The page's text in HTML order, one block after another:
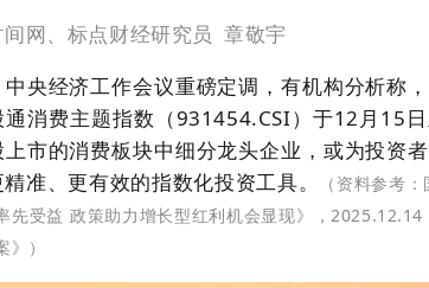
网、标点财经研究员 章敬宇
央经济工作会议重磅定调，有机构分析称
通消费主题指数（931454.CSI）于12月15
市的消费板块中细分龙头企业， 或为投资
准、更有效的指数化投资工具。
（资料参考
先受益 政策助力增长型红利机会显现》，
）